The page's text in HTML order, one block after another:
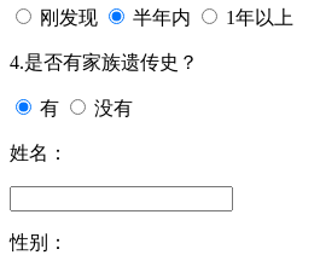
刚发现 半年内 1年以上
4.是否有家族遗传史？
有 没有
姓名：
性别：